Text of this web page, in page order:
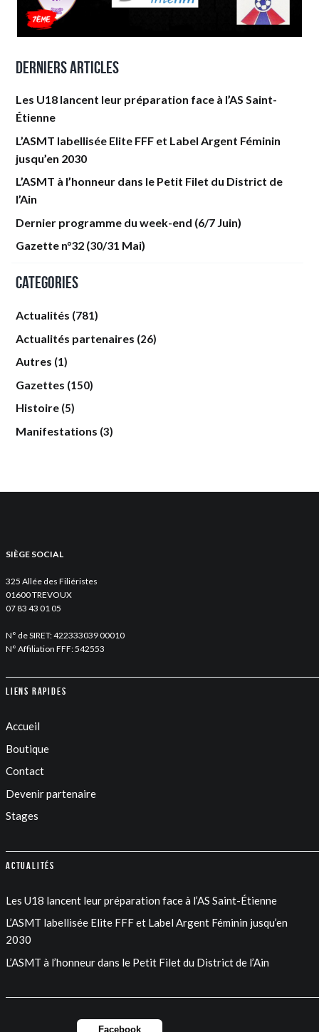
Derniers articles
Les U18 lancent leur préparation face à l’AS Saint-
Étienne
L’ASMT labellisée Elite FFF et Label Argent Féminin
jusqu’en 2030
L’ASMT à l’honneur dans le Petit Filet du District de
l’Ain
Dernier programme du week-end (6/7 Juin)
Gazette n°32 (30/31 Mai)
Categories
Actualités (781)
Actualités partenaires (26)
Autres (1)
Gazettes (150)
Histoire (5)
Manifestations (3)
SIÈGE SOCIAL
325 Allée des Filiéristes
01600 TREVOUX
07 83 43 01 05
N° de SIRET: 422333039 00010
N° Affiliation FFF: 542553
Liens rapides
Accueil
Boutique
Contact
Devenir partenaire
Stages
Actualités
Les U18 lancent leur préparation face à l’AS Saint-Étienne
L’ASMT labellisée Elite FFF et Label Argent Féminin jusqu’en
2030
L’ASMT à l’honneur dans le Petit Filet du District de l’Ain
Facebook